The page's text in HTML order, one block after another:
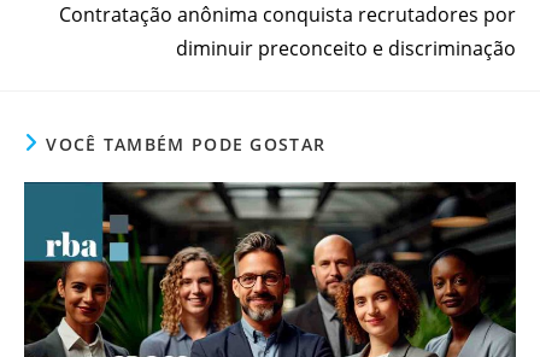
Contratação anônima conquista recrutadores por
diminuir preconceito e discriminação
VOCÊ TAMBÉM PODE GOSTAR